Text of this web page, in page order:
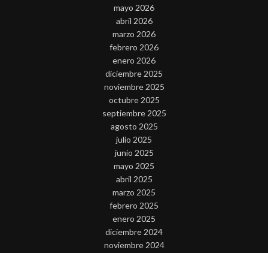
mayo 2026
abril 2026
marzo 2026
febrero 2026
enero 2026
diciembre 2025
noviembre 2025
octubre 2025
septiembre 2025
agosto 2025
julio 2025
junio 2025
mayo 2025
abril 2025
marzo 2025
febrero 2025
enero 2025
diciembre 2024
noviembre 2024